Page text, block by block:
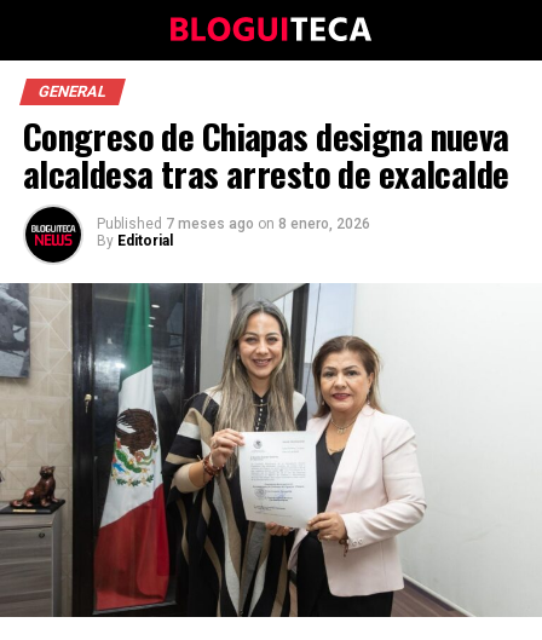
GENERAL
Congreso de Chiapas designa nueva
alcaldesa tras arresto de exalcalde
Published 7 meses ago on 8 enero, 2026
By Editorial